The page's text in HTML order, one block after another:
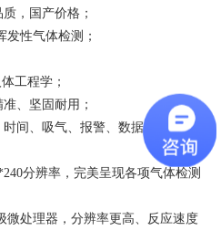
，国产价格；
发性气体检测；
工程学；
、坚固耐用；
间、吸气、报警、数据存储为一
分辨率，完美呈现各项气体检测
微处理器，分辨率更高、反应速度